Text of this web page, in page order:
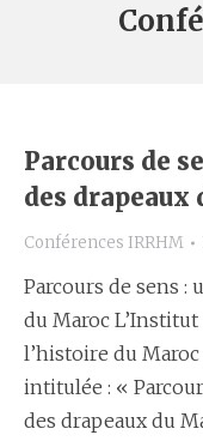
Parcours de
des drapeaux
Conférences IRRHM
Parcours de sens :
du Maroc
l’histoire du
intitulée : «
des drapeaux du